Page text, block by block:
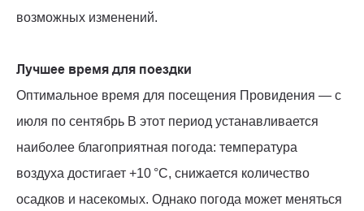
возможных изменений.
Лучшее время для поездки
Оптимальное время для посещения Провидения — с
июля по сентябрь В этот период устанавливается
наиболее благоприятная погода: температура
воздуха достигает +10 °C, снижается количество
осадков и насекомых. Однако погода может меняться